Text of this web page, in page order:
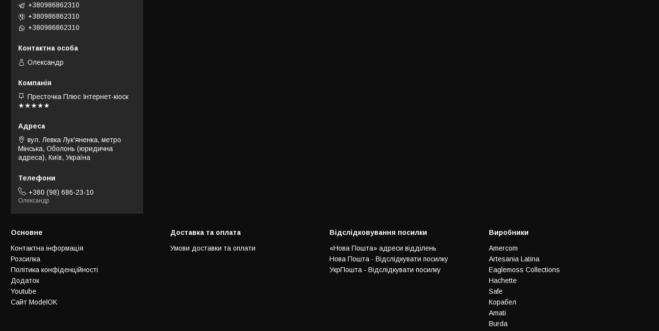
+380986862310
+380986862310
+380986862310
Олександр
Престочка Плюс Інтернет-кіоск
★★★★★
вул. Левка Лук'яненка, метро
Мінська, Оболонь (юридична
адреса), Київ, Україна
+380 (98) 686-23-10
Олександр
Основне
Контактна інформація
Розсилка
Політика конфіденційності
Додаток
Youtube
Сайт ModelOK
Доставка та оплата
Умови доставки та оплати
Відслідковування посилки
«Нова Пошта» адреси відділень
Нова Пошта - Відслідкувати посилку
УкрПошта - Відслідкувати посилку
Виробники
Amercom
Artesania Latina
Eaglemoss Collections
Hachette
Safe
Корабел
Amati
Burda